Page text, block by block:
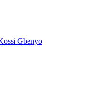
Gbenyo